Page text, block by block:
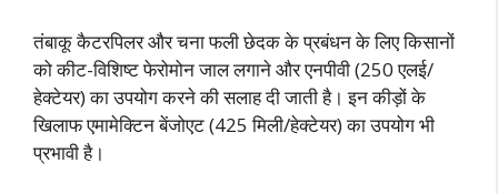
तंबाकू कैटरपिलर और चना फली छेदक के प्रबंधन के लिए किसानों
को कीट-विशिष्ट फेरोमोन जाल लगाने और एनपीवी (250 एलई/
हेक्टेयर) का उपयोग करने की सलाह दी जाती है। इन कीड़ों के
खिलाफ एमामेक्टिन बेंजोएट (425 मिली/हेक्टेयर) का उपयोग भी
प्रभावी है।